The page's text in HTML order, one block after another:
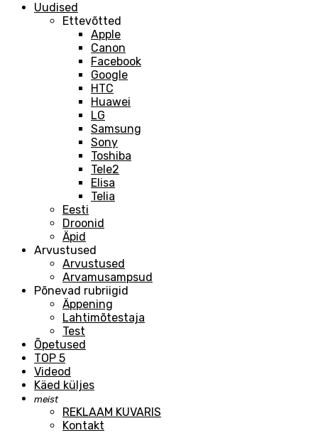
Uudised
Ettevõtted
Apple
Canon
Facebook
Google
HTC
Huawei
LG
Samsung
Sony
Toshiba
Tele2
Elisa
Telia
Eesti
Droonid
Äpid
Arvustused
Arvustused
Arvamusampsud
Põnevad rubriigid
Äppening
Lahtimõtestaja
Test
Õpetused
TOP 5
Videod
Käed küljes
meist
REKLAAM KUVARIS
Kontakt